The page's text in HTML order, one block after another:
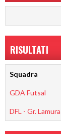
RISULTATI
Squadra
GDA Futsal
DFL - Gr. Lamura